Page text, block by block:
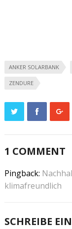
ANKER SOLARBANK
ZENDURE
1 COMMENT
Pingback:
klimafreundlich
SCHREIBE